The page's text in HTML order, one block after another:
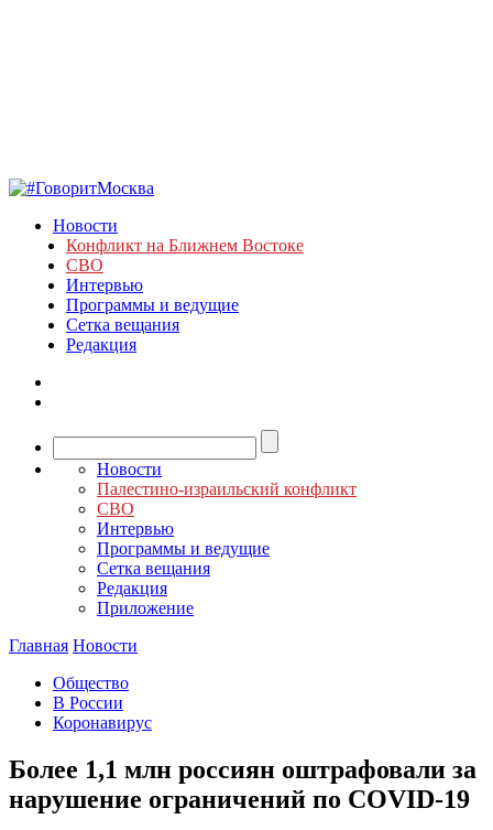
Новости
Конфликт на Ближнем Востоке
СВО
Интервью
Программы и ведущие
Сетка вещания
Редакция
Новости
Палестино-израильский конфликт
СВО
Интервью
Программы и ведущие
Сетка вещания
Редакция
Приложение
Главная Новости
Общество
В России
Коронавирус
Более 1,1 млн россиян оштрафовали за
нарушение ограничений по COVID-19